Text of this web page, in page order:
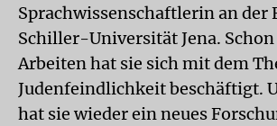
Sprachwissenschaftlerin an
Schiller-Universität Jena.
Arbeiten hat sie sich mit dem
Judenfeindlichkeit beschäftigt.
hat sie wieder ein neues